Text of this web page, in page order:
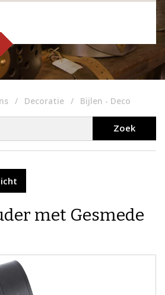
Decoratie Bijlen - Deco
Zoek
met Gesmede